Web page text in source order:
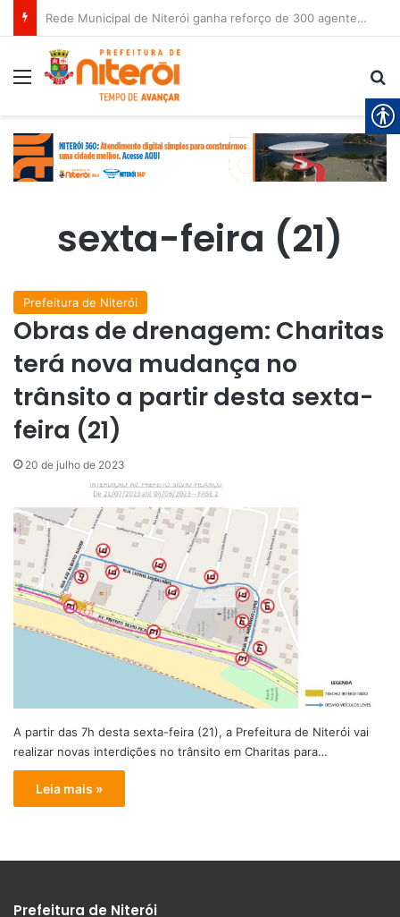
Rede Municipal de Niterói ganha reforço de 300 agentes de apoio escolar
Menu
sexta-feira (21)
Prefeitura de Niterói
Obras de drenagem: Charitas
terá nova mudança no
trânsito a partir desta sexta-
feira (21)
20 de julho de 2023
A partir das 7h desta sexta-feira (21), a Prefeitura de Niterói vai
realizar novas interdições no trânsito em Charitas para…
Leia mais »
Prefeitura de Niterói